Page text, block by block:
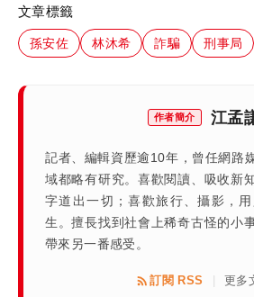
文章標籤
孫安佐 林沐希 詐騙 刑事局
作者簡介 江孟
記者、編輯資歷逾10年，曾任網路
域都略有研究。喜歡閱讀、吸收新
字道出一切；喜歡旅行、攝影，
生。擅長找到社會上稀奇古怪的小
帶來另一番感受。
訂閱 RSS 更多